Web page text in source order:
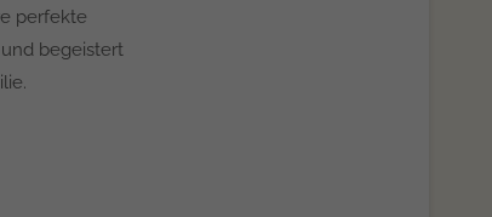
perfekte
begeistert